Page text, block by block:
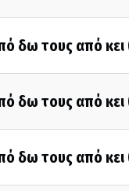
δω τους από
δω τους από
δω τους από